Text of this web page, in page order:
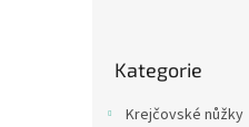
kategorie
Kategorie
Krejčovské nůžky